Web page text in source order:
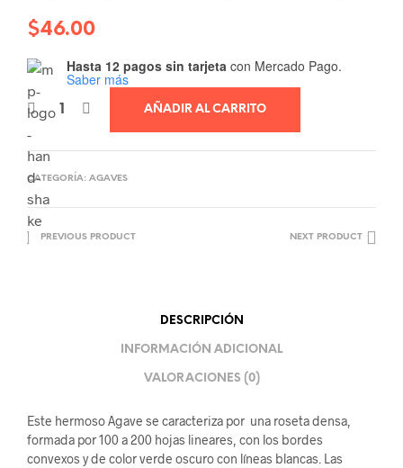
$46.00
Hasta 12 pagos sin tarjeta con Mercado Pago.
Saber más
AÑADIR AL CARRITO
CATEGORÍA: AGAVES
PREVIOUS PRODUCT NEXT PRODUCT
DESCRIPCIÓN
INFORMACIÓN ADICIONAL
VALORACIONES (0)
Este hermoso Agave se caracteriza por una roseta densa,
formada por 100 a 200 hojas lineares, con los bordes
convexos y de color verde oscuro con líneas blancas. Las